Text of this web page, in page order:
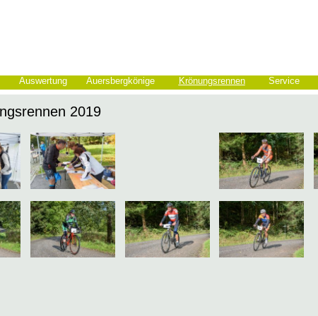
Auswertung Auersbergkönige Krönungsrennen Service
2019